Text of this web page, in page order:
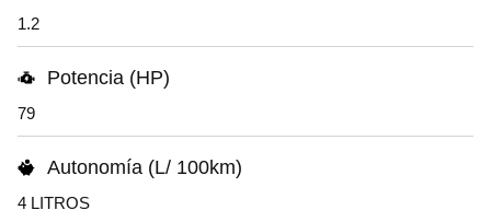
1.2
Potencia (HP)
79
Autonomía (L/ 100km)
4 LITROS